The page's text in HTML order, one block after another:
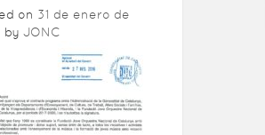
on 31 de enero de
by JONC